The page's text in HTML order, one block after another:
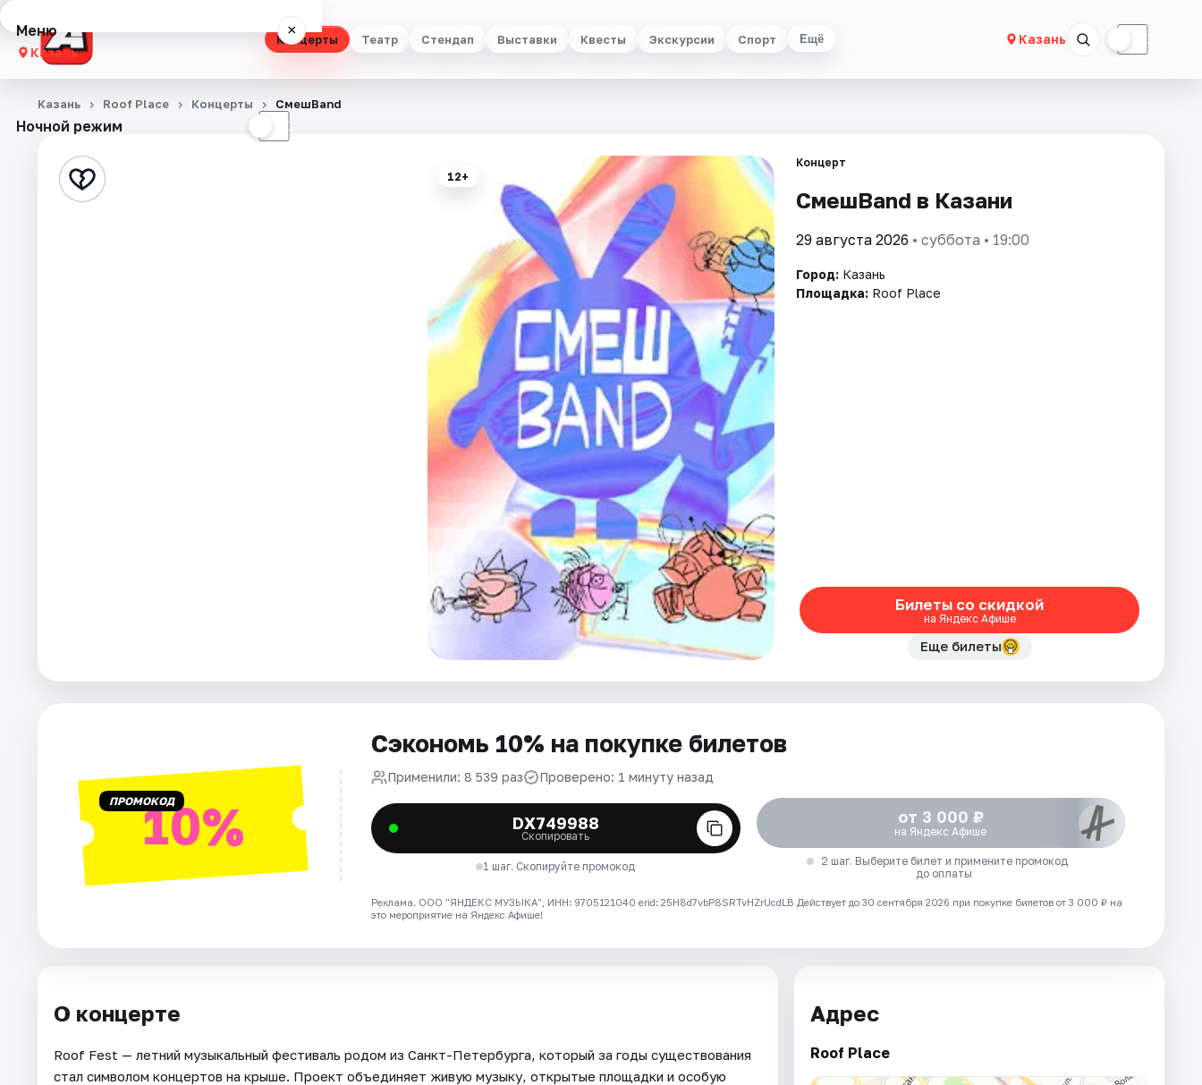
Концерты Театр Стендап Выставки Квесты Экскурсии Спорт Ещё Казань ☾
Меню ×
Казань
Концерты
Стендап
Ночной режим ☾
Казань Roof Place Концерты СмешBand
12+
Концерт
СмешBand в Казани
29 августа 2026 • суббота • 19:00
Город: Казань
Площадка: Roof Place
Билеты со скидкой
на Яндекс Афише
Еще билеты
ПРОМОКОД10%
Сэкономь 10% на покупке билетов
Применили: 8 539 раз Проверено: 1 минуту назад
DX749988
Скопировать
1 шаг. Скопируйте промокод
от 3 000 ₽
на Яндекс Афише
2 шаг. Выберите билет и примените промокод
до оплаты
Реклама. ООО "ЯНДЕКС МУЗЫКА", ИНН: 9705121040 erid: 25H8d7vbP8SRTvHZrUcdLB Действует до 30 сентября 2026 при покупке билетов от 3 000 ₽ на
это мероприятие на Яндекс Афише!
О концерте
Roof Fest — летний музыкальный фестиваль родом из Санкт-Петербурга, который за годы существования
стал символом концертов на крыше. Проект объединяет живую музыку, открытые площадки и особую
Адрес
Roof Place